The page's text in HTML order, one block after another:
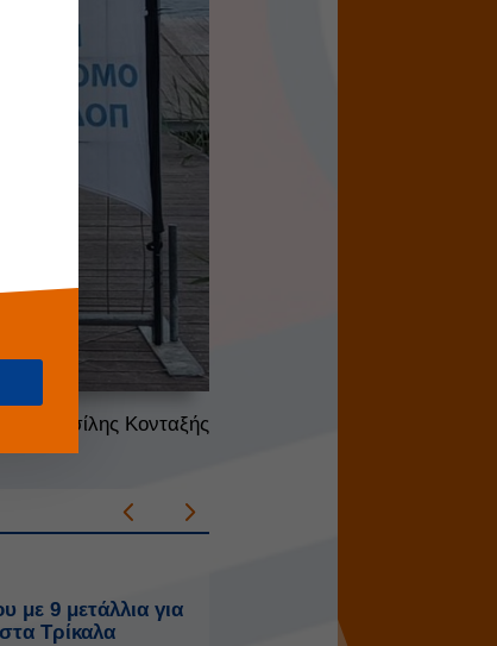
© Βασίλης Κονταξής
με 9 μετάλλια για
Τρίκαλα